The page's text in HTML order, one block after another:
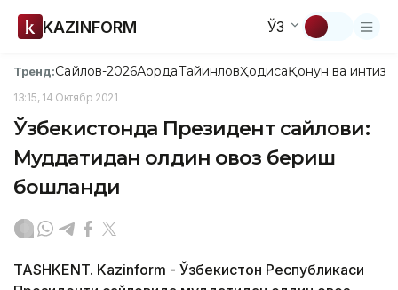
KAZINFORM ЎЗ
Тренд:Сайлов-2026АқордаТайинловҲодисаҚонун ва
13:15, 14 Октябр 2021
Ўзбекистонда Президент сайлови:
Муддатидан олдин овоз бериш
бошланди
TASHKENT. Kazinform - Ўзбекистон Республикаси